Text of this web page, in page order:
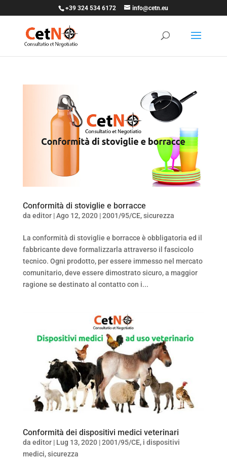
+39 324 534 6172 info@cetn.eu
Conformità di stoviglie e borracce
da editor|Ago 12, 2020|2001/95/CE,sicurezza
La conformità di stoviglie e borracce è obbligatoria ed il
fabbricante deve formalizzarla attraverso il fascicolo
tecnico. Ogni prodotto, per essere immesso nel mercato
comunitario, deve essere dimostrato sicuro, a maggior
ragione se destinato al contatto con i...
Conformità dei dispositivi medici veterinari
da editor| Lug 13, 2020|2001/95/CE, i dispositivi
medici,sicurezza